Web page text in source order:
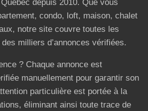
depuis 2010. Que vous
condo, loft, maison, chalet
notre site couvre toutes les
milliers d’annonces vérifiées.
? Chaque annonce est
manuellement pour garantir son
particulière est portée à la
éliminant ainsi toute trace de